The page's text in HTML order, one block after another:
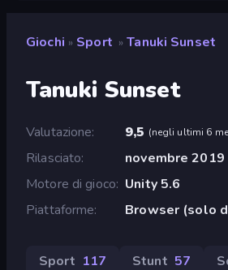
Giochi » Sport » Tanuki Sunset
Tanuki Sunset
Valutazione 9,5 (negli ultimi 6
Rilasciato
novembre 2019
Motore di gioco Unity 5.6
Piattaforme
Browser (solo
Sport 117 Stunt 57